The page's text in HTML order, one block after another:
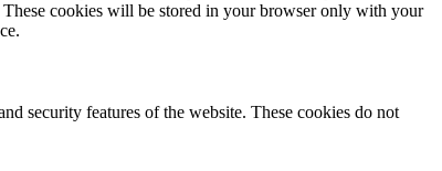
cookies will be stored in your browser only with your
security features of the website. These cookies do not